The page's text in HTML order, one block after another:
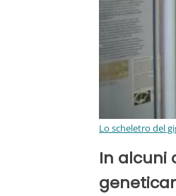
Lo scheletro del
In alcuni